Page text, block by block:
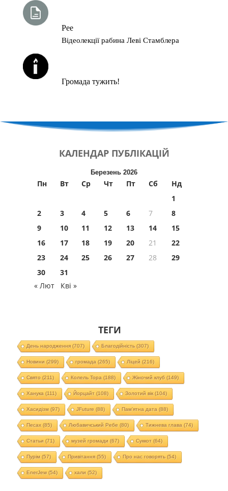
Рее
Відеолекції рабина Леві Стамблера
Громада тужить!
КАЛЕНДАР ПУБЛІКАЦІЙ
Березень 2026
Пн Вт Ср Чт Пт Сб
Нд
1
2
3 4 5 6 7
8
9
10 11 12 13 14
15
16
17 18 19 20 21
22
23
24 25 26 27 28
29
30
31
« Лют
Кві »
ТЕГИ
День народження(707) Благодійність (307)
Новини (299) громада (265) Ліцей (216)
Свято (211) Колель Тора (188) Жіночий клуб (149)
Ханука (111) Йорцайт (108) Золотий вік(104)
Хасидізм (97) JFuture (88) Пам'ятна дата (88)
Песах(85) Любавичський Ребе (80) Тижнева глава (74)
Статьи (71) музей громади (67) Суккот (64)
Пурім (57) Привітання(55) Про нас говорять (54)
EnerJew(54) хали (52)